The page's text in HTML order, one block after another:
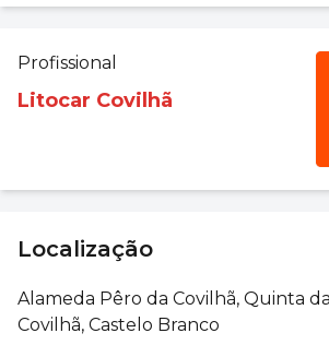
Profissional
Litocar Covilhã
Localização
Alameda Pêro da Covilhã, Quinta
Covilhã, Castelo Branco